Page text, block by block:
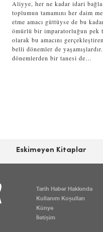
Aliyye, her ne kadar idari
toplumun tamamını her daim
etme amacı güttüyse de bu
ömürlü bir imparatorluğun pek
olarak bu amacını
belli dönemler de
dönemlerden bir tanesi de…
Eskimeyen Kitaplar
Tarih Haber Hakkında
Kullanım Koşulları
Künye
İletişim